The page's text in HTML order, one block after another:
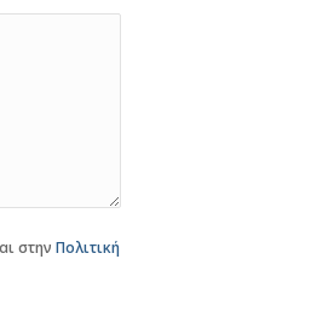
στην Πολιτική